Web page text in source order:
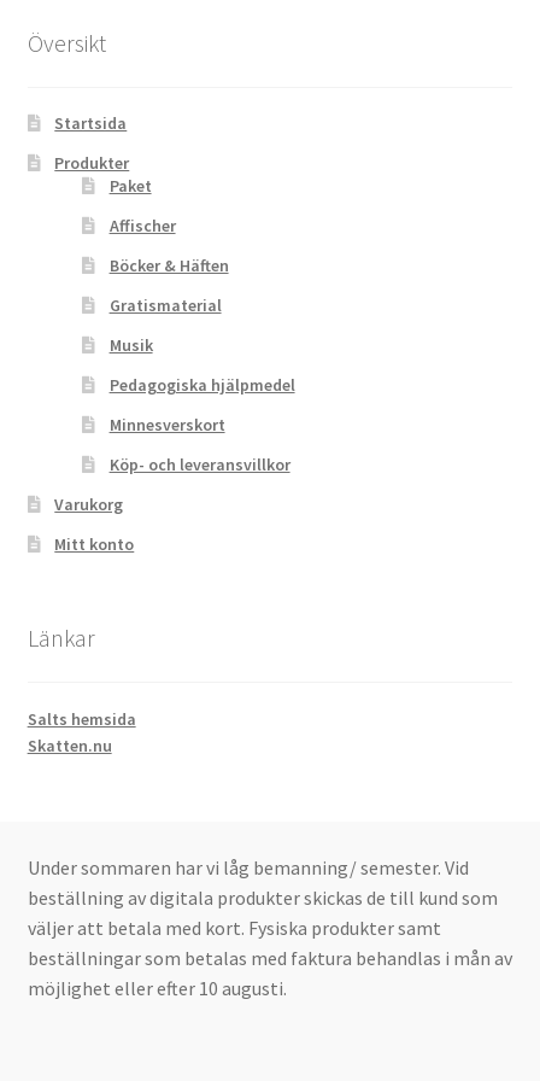
Översikt
Startsida
Produkter
Paket
Affischer
Böcker & Häften
Gratismaterial
Musik
Pedagogiska hjälpmedel
Minnesverskort
Köp- och leveransvillkor
Varukorg
Mitt konto
Länkar
Salts hemsida
Skatten.nu
Under sommaren har vi låg bemanning/ semester. Vid
beställning av digitala produkter skickas de till kund som
väljer att betala med kort. Fysiska produkter samt
beställningar som betalas med faktura behandlas i mån av
möjlighet eller efter 10 augusti.